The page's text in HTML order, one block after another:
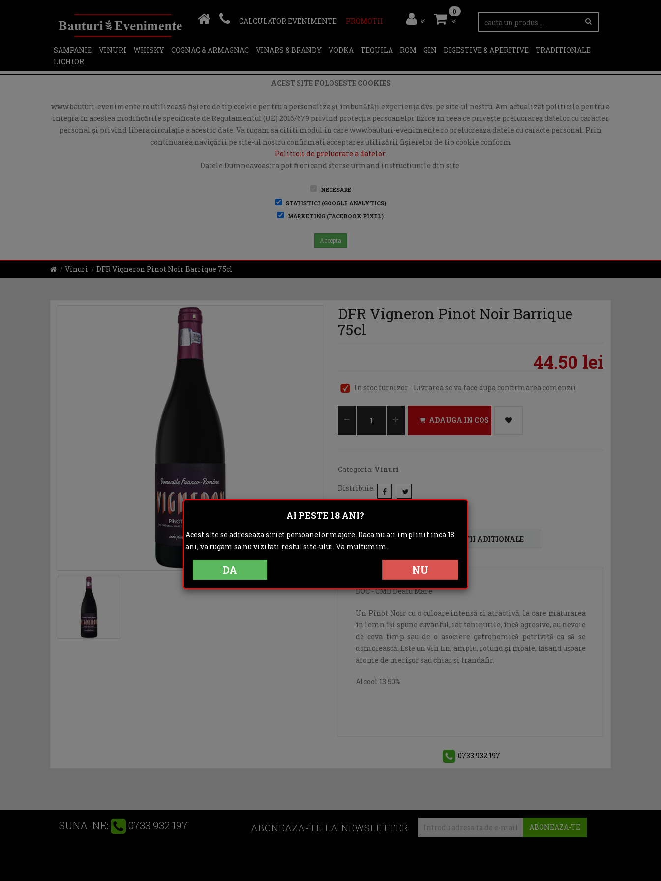
CALCULATOR EVENIMENTE PROMOTII
0
SAMPANIE VINURI WHISKY COGNAC & ARMAGNAC VINARS & BRANDY VODKA TEQUILA ROM GIN DIGESTIVE & APERITIVE
TRADITIONALE
LICHIOR
ACEST SITE FOLOSESTE COOKIES
www.bauturi-evenimente.ro utilizează fişiere de tip cookie pentru a personaliza și îmbunătăți experiența dvs. pe site-ul nostru. Am actualizat politicile pentru a
integra în acestea modificările specificate de Regulamentul (UE) 2016/679 privind protecția persoanelor fizice în ceea ce privește prelucrarea datelor cu caracter
personal și privind libera circulație a acestor date. Va rugam sa cititi modul in care www.bauturi-evenimente.ro prelucreaza datele cu caracte personal. Prin
continuarea navigării pe site-ul nostru confirmati acceptarea utilizării fişierelor de tip cookie conform
Politicii de prelucrare a datelor.
Datele Dumneavoastra pot fi oricand sterse urmand instructiunile din site.
NECESARE
STATISTICI (GOOGLE ANALYTICS)
MARKETING (FACEBOOK PIXEL)
Accepta
Vinuri DFR Vigneron Pinot Noir Barrique 75cl
DFR Vigneron Pinot Noir Barrique
75cl
44.50 lei
In stoc furnizor - Livrarea se va face dupa confirmarea comenzii
ADAUGA IN COS
Categoria: Vinuri
Distribuie:
Rating:
DESCRIERE INFORMATII ADITIONALE
OPINII (0)
DOC - CMD Dealu Mare
Un Pinot Noir cu o culoare intensă şi atractivă, la care maturarea
în lemn îşi spune cuvântul, iar taninurile, încă agresive, au nevoie
de ceva timp sau de o asociere gatronomică potrivită ca să se
domolească. Este un vin fin, amplu, rotund și moale, lăsând ușoare
arome de merișor sau chiar și trandafir.
Alcool 13.50%
0733 932 197
SUNA-NE: 0733 932 197 ABONEAZA-TE LA NEWSLETTER ABONEAZA-TE
AI PESTE 18 ANI?
Acest site se adreseaza strict persoanelor majore. Daca nu ati implinit inca 18
ani, va rugam sa nu vizitati restul site-ului. Va multumim.
DA NU